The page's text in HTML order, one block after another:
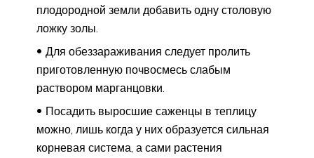
плодородной земли добавить одну столовую
ложку золы.
Для обеззараживания следует пролить
приготовленную почвосмесь слабым
раствором марганцовки.
Посадить выросшие саженцы в теплицу
можно, лишь когда у них образуется сильная
корневая система, а сами растения